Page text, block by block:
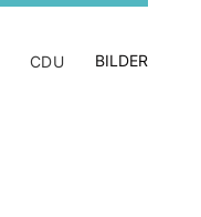
CDU BILDER